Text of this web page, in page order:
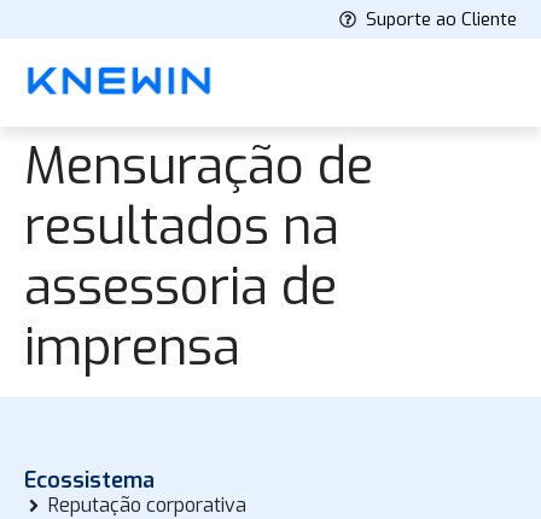
Suporte ao Cliente
Mensuração de
resultados na
assessoria de
imprensa
Ecossistema
Reputação corporativa